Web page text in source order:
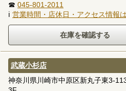
☎ 045-801-2011
ℹ 営業時間・店休日・アクセス情報
武蔵小杉店
神奈川県川崎市中原区新丸子東3-